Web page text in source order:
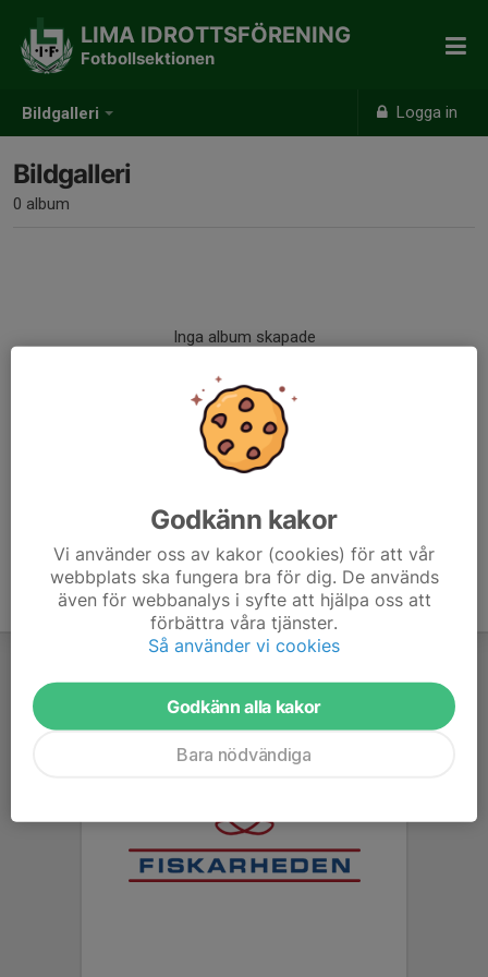
Bildgalleri Logga in
LIMA IDROTTSFÖRENING
Fotbollsektionen
Bildgalleri
0 album
Inga album skapade
Godkänn kakor
Vi använder oss av kakor (cookies) för att vår
webbplats ska fungera bra för dig. De används
även för webbanalys i syfte att hjälpa oss att
förbättra våra tjänster.
Så använder vi cookies
Godkänn alla kakor
Bara nödvändiga